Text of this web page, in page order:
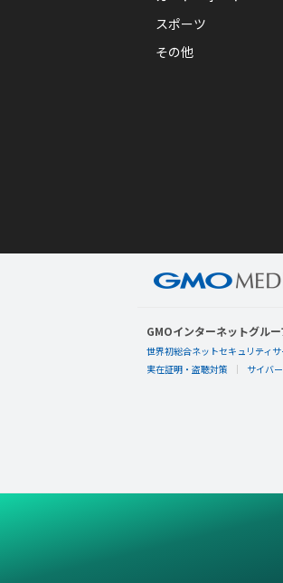
スポーツ
その他
GMOインターネットグル
世界初総合ネットセキュリティ
実在証明・盗聴対策
サイバ